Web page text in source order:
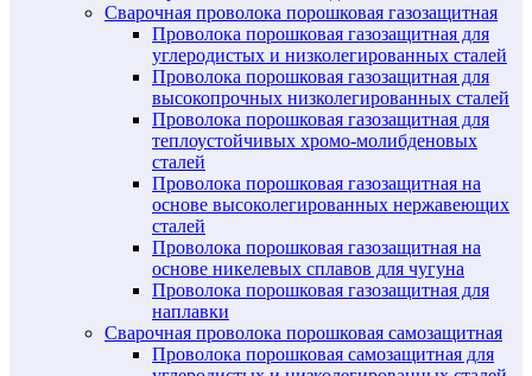
Сварочная проволока порошковая газозащитная
Проволока порошковая газозащитная для
углеродистых и низколегированных сталей
Проволока порошковая газозащитная для
высокопрочных низколегированных сталей
Проволока порошковая газозащитная для
теплоустойчивых хромо-молибденовых
сталей
Проволока порошковая газозащитная на
основе высоколегированных нержавеющих
сталей
Проволока порошковая газозащитная на
основе никелевых сплавов для чугуна
Проволока порошковая газозащитная для
наплавки
Сварочная проволока порошковая самозащитная
Проволока порошковая самозащитная для